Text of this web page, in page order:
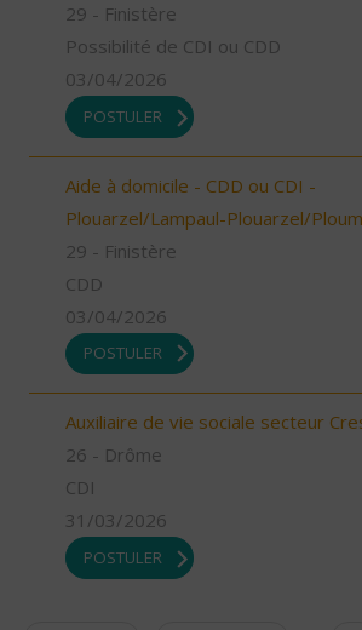
29 - Finistère
Possibilité de CDI ou CDD
03/04/2026
POSTULER
Aide à domicile - CDD ou CDI -
Plouarzel/Lampaul-Plouarzel/
29 - Finistère
CDD
03/04/2026
POSTULER
Auxiliaire de vie sociale secteur
26 - Drôme
CDI
31/03/2026
POSTULER